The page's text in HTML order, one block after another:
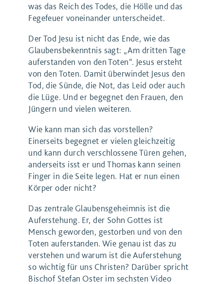
was das Reich des Todes, die Hölle und das
Fegefeuer voneinander unterscheidet.
Der Tod Jesu ist nicht das Ende, wie das
Glaubensbekenntnis sagt: „Am dritten Tage
auferstanden von den Toten“. Jesus ersteht
von den Toten. Damit überwindet Jesus den
Tod, die Sünde, die Not, das Leid oder auch
die Lüge. Und er begegnet den Frauen, den
Jüngern und vielen weiteren.
Wie kann man sich das vorstellen?
Einerseits begegnet er vielen gleichzeitig
und kann durch verschlossene Türen gehen,
anderseits isst er und Thomas kann seinen
Finger in die Seite legen. Hat er nun einen
Körper oder nicht?
Das zentrale Glaubensgeheimnis ist die
Auferstehung. Er, der Sohn Gottes ist
Mensch geworden, gestorben und von den
Toten auferstanden. Wie genau ist das zu
verstehen und warum ist die Auferstehung
so wichtig für uns Christen? Darüber spricht
Bischof Stefan Oster im sechsten Video